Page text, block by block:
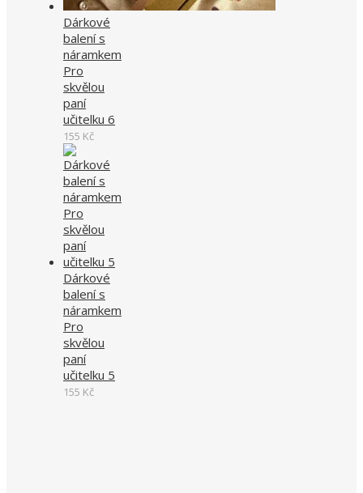
Dárkové
balení s
náramkem
Pro
skvělou
paní
učitelku 6
155 Kč
Dárkové
balení s
náramkem
Pro
skvělou
paní
učitelku 5
155 Kč